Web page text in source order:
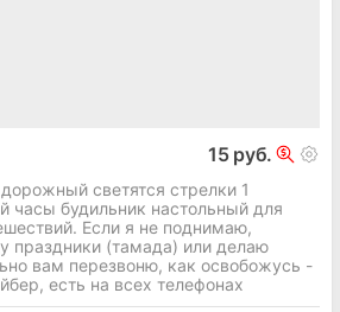
15 руб.
светятся стрелки 1
часы будильник настольный для
Если я не поднимаю,
праздники (тамада) или делаю
вам перезвоню, как освобожусь -
есть на всех телефонах